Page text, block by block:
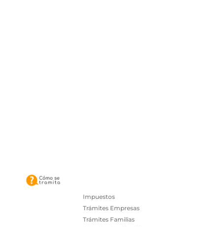
Impuestos
Trámites Empresas
Trámites Familias